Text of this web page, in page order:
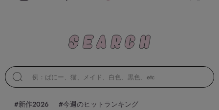
#新作2026 #今週のヒットランキング